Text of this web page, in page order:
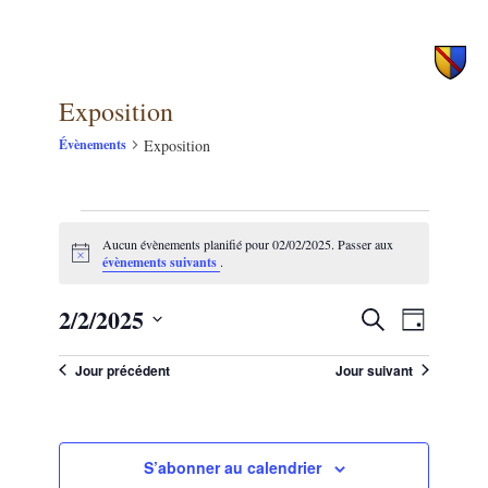
Exposition
Évènements Exposition
for
Notice
Aucun évènements planifié pour 02/02/2025. Passer aux
évènements suivants .
Recherche
et
navigation
vues
Recherche
DE
VUES
Jour
2/2/2025
uneJour précédent Jour suivant
S’abonner au calendrier